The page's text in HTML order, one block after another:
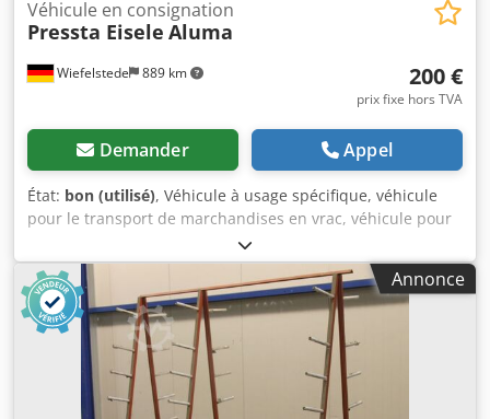
Wiefelstede 889 km
Véhicule en consignation
Pressta Eisele Aluma
200 €
prix fixe hors TVA
Demander Appel
État: bon (utilisé), Véhicule à usage spécifique, véhicule
pour le transport de marchandises en vrac, véhicule pour
le séchage de la peinture, véhicule pour le transport
d’équipements spécialisés, véhicule de transport, véhicule
pour le transport de profilés de fenêtre, -Nombre : 1
véhicule à usage spécifique disponible -Longueur totale :
1750 mm -Largeur totale : 1020 mm -Hauteur totale : 1670
mm -Hauteur du point d’appui inférieur : 720 mm -Hauteur
du point d’appui supérieur : 1400 mm Dedjb Hw Dbspfx
Aahsck -Poids : 62 kg
Annonce